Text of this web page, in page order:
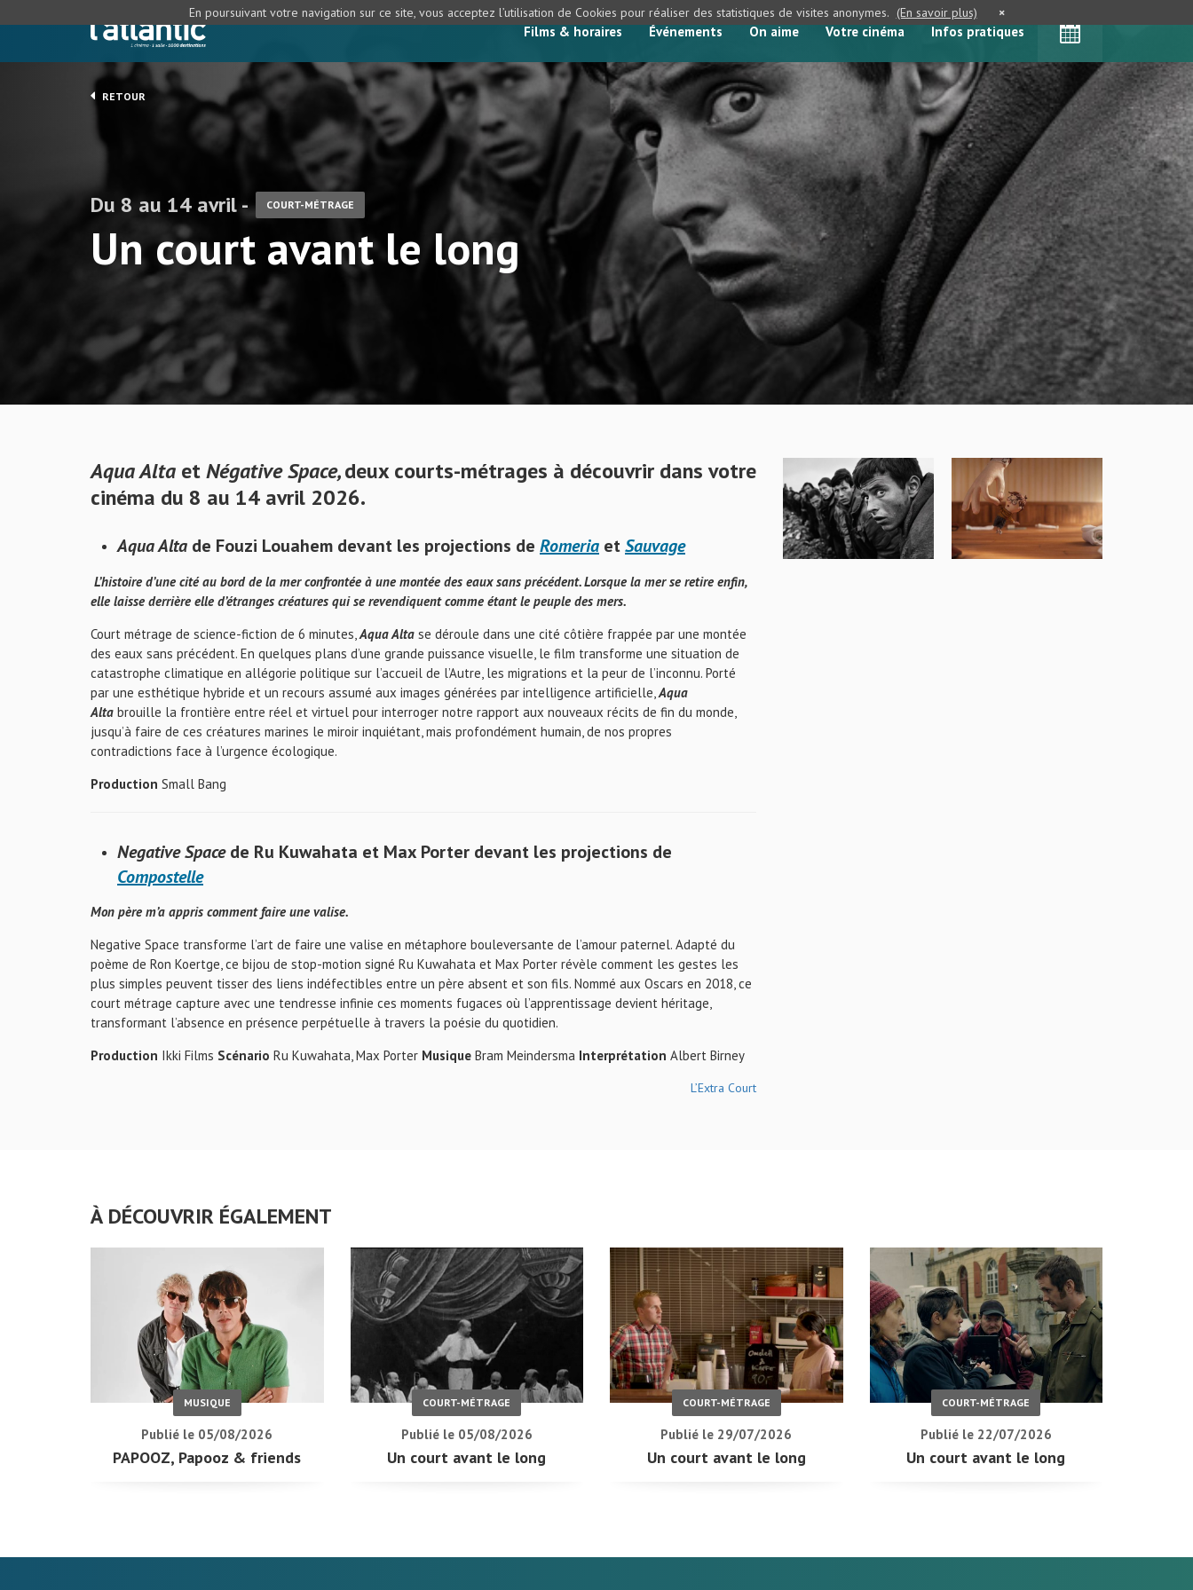
Films & horaires Événements On aime Votre cinéma Infos pratiques
RETOUR
Du 8 au 14 avril - COURT-MÉTRAGE
Un court avant le long
Aqua Alta etNégative Space,deuxcourts-métrages à découvrir dans votre
cinéma du 8 au 14 avril 2026.
Aqua Alta de Fouzi Louahem devant les projections de Romeria etSauvage
L’histoire d’une cité au bord de la mer confrontée à une montée des eaux sans précédent. Lorsque la mer se retire enfin,
elle laisse derrière elle d’étranges créatures qui se revendiquent comme étant le peuple des mers.
Court métrage de science-fiction de 6 minutes,Aqua Alta se déroule dans une cité côtière frappée par une montée
des eaux sans précédent. En quelques plans d’une grande puissance visuelle, le film transforme une situation de
catastrophe climatique en allégorie politique sur l’accueil de l’Autre, les migrations et la peur de l’inconnu. Porté
par une esthétique hybride et un recours assumé aux images générées par intelligence artificielle,Aqua
Alta brouille la frontière entre réel et virtuel pour interroger notre rapport aux nouveaux récits de fin du monde,
jusqu’à faire de ces créatures marines le miroir inquiétant, mais profondément humain, de nos propres
contradictions face à l’urgence écologique.
Production Small Bang
Negative Space de Ru Kuwahata et Max Porter devant les projections de
Compostelle
Mon père m’a appris comment faire une valise.
Negative Space transforme l’art de faire une valise en métaphore bouleversante de l’amour paternel. Adapté du
poème de Ron Koertge, ce bijou de stop-motion signé Ru Kuwahata et Max Porter révèle comment les gestes les
plus simples peuvent tisser des liens indéfectibles entre un père absent et son fils. Nommé aux Oscars en 2018, ce
court métrage capture avec une tendresse infinie ces moments fugaces où l’apprentissage devient héritage,
transformant l’absence en présence perpétuelle à travers la poésie du quotidien.
Production Ikki Films Scénario Ru Kuwahata, Max Porter Musique Bram Meindersma Interprétation Albert Birney
L’Extra Court
À DÉCOUVRIR ÉGALEMENT
MUSIQUE
Publié le 05/08/2026
PAPOOZ, Papooz & friends
COURT-MÉTRAGE
Publié le 05/08/2026
Un court avant le long
COURT-MÉTRAGE
Publié le 29/07/2026
Un court avant le long
COURT-MÉTRAGE
Publié le 22/07/2026
Un court avant le long
En poursuivant votre navigation sur ce site, vous acceptez l’utilisation de Cookies pour réaliser des statistiques de visites anonymes. (En savoir plus) ×